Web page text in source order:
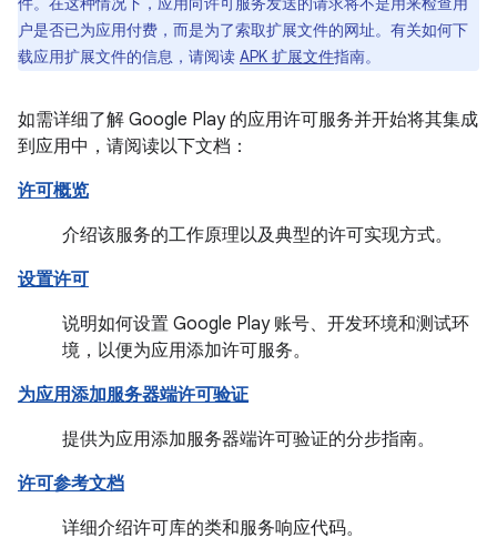
户是否已为应用付费，而是为了索取扩展文件的网址。有关如何下
载应用扩展文件的信息，请阅读 APK 扩展文件指南。
如需详细了解 Google Play 的应用许可服务并开始将其集成
到应用中，请阅读以下文档：
许可概览
介绍该服务的工作原理以及典型的许可实现方式。
设置许可
说明如何设置 Google Play 账号、开发环境和测试环
境，以便为应用添加许可服务。
为应用添加服务器端许可验证
提供为应用添加服务器端许可验证的分步指南。
许可参考文档
详细介绍许可库的类和服务响应代码。